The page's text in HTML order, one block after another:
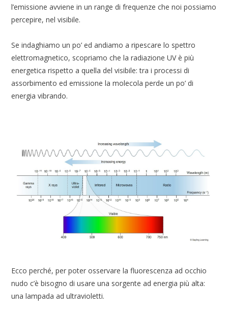
l’emissione avviene in un range di frequenze che noi possiamo
percepire, nel visibile.
Se indaghiamo un po’ ed andiamo a ripescare lo spettro
elettromagnetico, scopriamo che la radiazione UV è più
energetica rispetto a quella del visibile: tra i processi di
assorbimento ed emissione la molecola perde un po’ di
energia vibrando.
Ecco perché, per poter osservare la fluorescenza ad occhio
nudo c’è bisogno di usare una sorgente ad energia più alta:
una lampada ad ultravioletti.